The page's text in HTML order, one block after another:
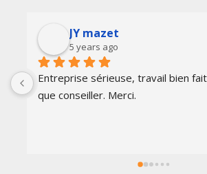
JY mazet
5 years ago
Entreprise sérieuse, travail bien
que conseiller. Merci.